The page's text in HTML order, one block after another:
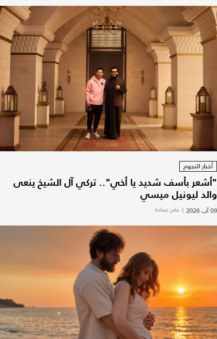
أخبار النجوم
"أشعر بأسف شديد يا أخي".. تركي آل الشيخ ينعى
والد ليونيل ميسي
09 آب 2026 | علي حمادة